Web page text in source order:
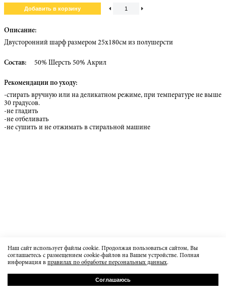
Описание:
Двусторонний шарф размером 25х180см из полушерсти
Состав: 50% Шерсть 50% Акрил
Рекомендации по уходу:
-стирать вручную или на деликатном режиме, при температуре не выше
30 градусов.
-не гладить
-не отбеливать
-не сушить и не отжимать в стиральной машине
Наш сайт использует файлы cookie. Продолжая пользоваться сайтом, Вы
соглашаетесь с размещением cookie-файлов на Вашем устройстве. Полная
информация в правилах по обработке персональных данных.
Соглашаюсь